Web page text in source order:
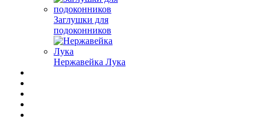
Заглушки для
подоконников
Нержавейка Лука